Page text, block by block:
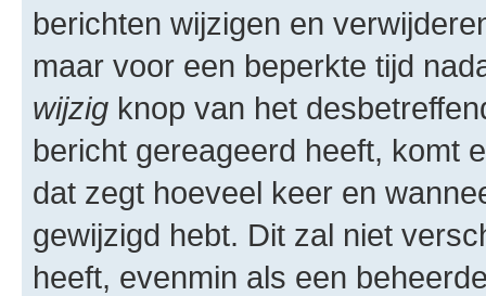
berichten wijzigen en
maar voor een beperkte tijd
wijzig knop van het
bericht gereageerd heeft, komt
dat zegt hoeveel keer en
gewijzigd hebt. Dit zal niet
heeft, evenmin als een